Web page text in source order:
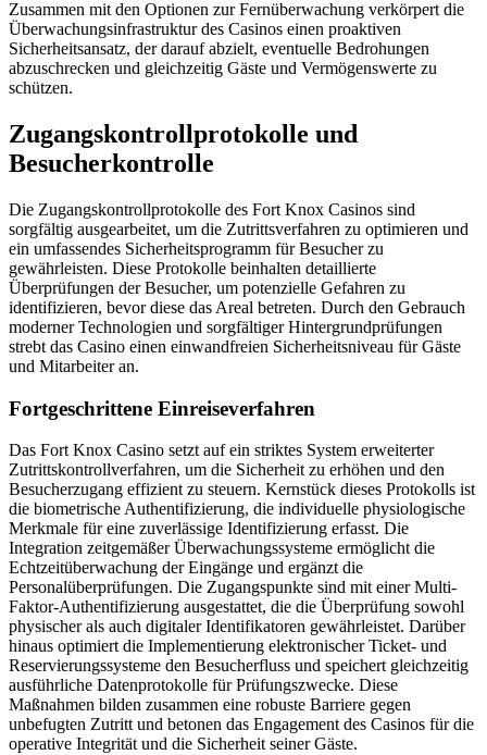
Zusammen mit den Optionen zur Fernüberwachung verkörpert die
Überwachungsinfrastruktur des Casinos einen proaktiven
Sicherheitsansatz, der darauf abzielt, eventuelle Bedrohungen
abzuschrecken und gleichzeitig Gäste und Vermögenswerte zu
schützen.
Zugangskontrollprotokolle und
Besucherkontrolle
Die Zugangskontrollprotokolle des Fort Knox Casinos sind
sorgfältig ausgearbeitet, um die Zutrittsverfahren zu optimieren und
ein umfassendes Sicherheitsprogramm für Besucher zu
gewährleisten. Diese Protokolle beinhalten detaillierte
Überprüfungen der Besucher, um potenzielle Gefahren zu
identifizieren, bevor diese das Areal betreten. Durch den Gebrauch
moderner Technologien und sorgfältiger Hintergrundprüfungen
strebt das Casino einen einwandfreien Sicherheitsniveau für Gäste
und Mitarbeiter an.
Fortgeschrittene Einreiseverfahren
Das Fort Knox Casino setzt auf ein striktes System erweiterter
Zutrittskontrollverfahren, um die Sicherheit zu erhöhen und den
Besucherzugang effizient zu steuern. Kernstück dieses Protokolls ist
die biometrische Authentifizierung, die individuelle physiologische
Merkmale für eine zuverlässige Identifizierung erfasst. Die
Integration zeitgemäßer Überwachungssysteme ermöglicht die
Echtzeitüberwachung der Eingänge und ergänzt die
Personalüberprüfungen. Die Zugangspunkte sind mit einer Multi-
Faktor-Authentifizierung ausgestattet, die die Überprüfung sowohl
physischer als auch digitaler Identifikatoren gewährleistet. Darüber
hinaus optimiert die Implementierung elektronischer Ticket- und
Reservierungssysteme den Besucherfluss und speichert gleichzeitig
ausführliche Datenprotokolle für Prüfungszwecke. Diese
Maßnahmen bilden zusammen eine robuste Barriere gegen
unbefugten Zutritt und betonen das Engagement des Casinos für die
operative Integrität und die Sicherheit seiner Gäste.